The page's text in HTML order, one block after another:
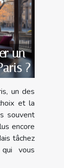
un
?
un des
et la
souvent
encore
tâchez
vous